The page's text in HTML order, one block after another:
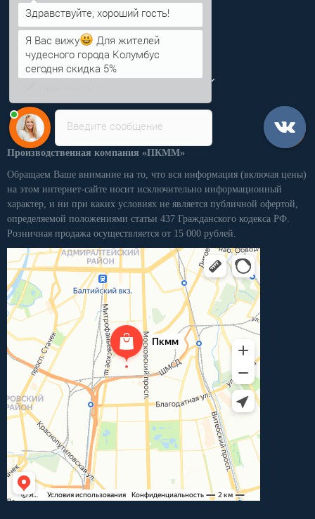
Информация
Категории
Личный кабинет
Производственная компания «ПКММ»
Обращаем Ваше внимание на то, что вся информация (включая цены)
на этом интернет-сайте носит исключительно информационный
характер, и ни при каких условиях не является публичной офертой,
определяемой положениями статьи 437 Гражданского кодекса РФ.
Розничная продажа осуществляется от 15 000 рублей.
Введите сообщение
Здравствуйте, хороший гость!
Я Вас вижу
Для жителей
чудесного города Колумбус
сегодня скидка 5%